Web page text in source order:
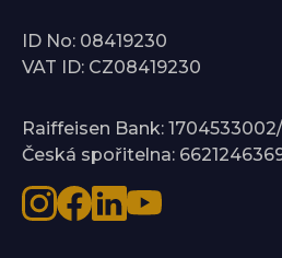
ID No: 08419230
VAT ID: CZ08419230
Raiffeisen Bank:
Česká spořitelna: